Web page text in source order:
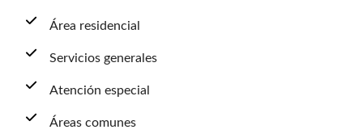
Área residencial
Servicios generales
Atención especial
Áreas comunes